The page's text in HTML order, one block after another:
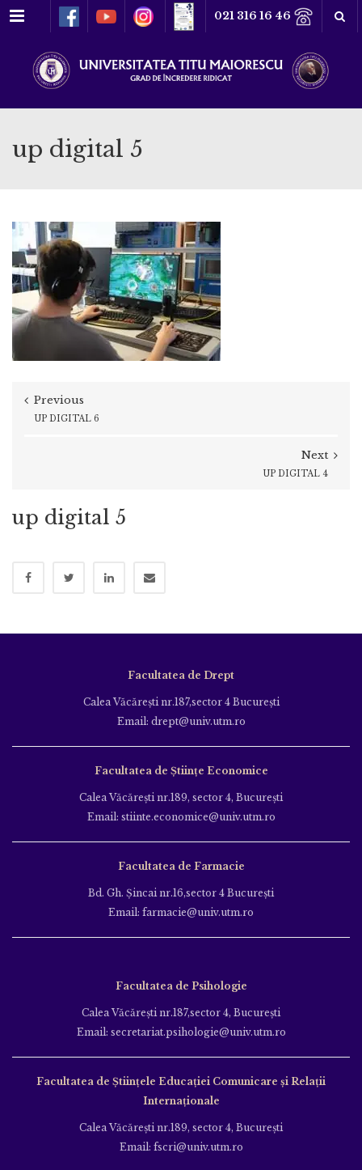
Meniu 021 316 16 46
up digital 5
Previous
UP DIGITAL 6
Next
UP DIGITAL 4
up digital 5
Facultatea de Drept
Calea Văcăreşti nr.187,sector 4 Bucureşti
Email: drept@univ.utm.ro
Facultatea de Științe Economice
Calea Văcăreşti nr.189, sector 4, Bucureşti
Email: stiinte.economice@univ.utm.ro
Facultatea de Farmacie
Bd. Gh. Şincai nr.16,sector 4 Bucureşti
Email: farmacie@univ.utm.ro
Facultatea de Psihologie
Calea Văcăreşti nr.187,sector 4, Bucureşti
Email: secretariat.psihologie@univ.utm.ro
Facultatea de Ştiinţele Educației Comunicare și Relații
Internaționale
Calea Văcăreşti nr.189, sector 4, Bucureşti
Email: fscri@univ.utm.ro